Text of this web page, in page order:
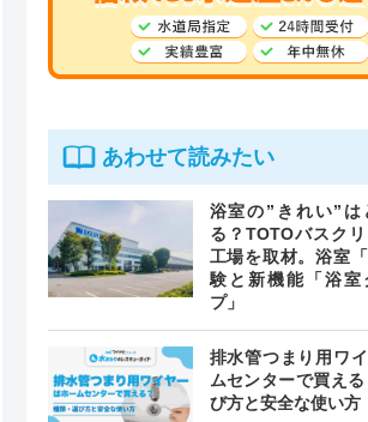
あわせて読みたい
浴室の”きれい”は
る？TOTOバスク
工場を取材。浴室
験と新機能「浴室
プ」
排水管つまり用ワ
ムセンターで買え
び方と安全な使い方